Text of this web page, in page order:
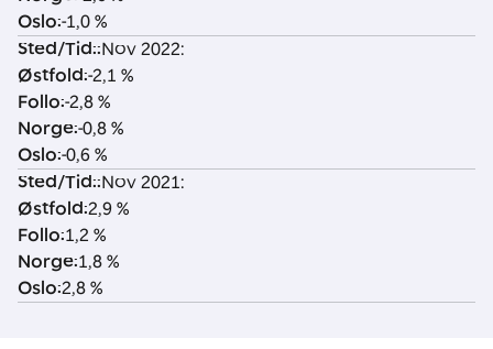
Oslo:-1,0 %
Sted/Tid::Nov 2022:
Østfold:-2,1 %
Follo:-2,8 %
Norge:-0,8 %
Oslo:-0,6 %
Sted/Tid::Nov 2021:
Østfold:2,9 %
Follo:1,2 %
Norge:1,8 %
Oslo:2,8 %